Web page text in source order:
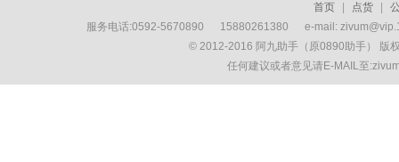
首页 点货
服务电话:0592-5670890 15880261380 e-mail:
© 2012-2016 阿九助手（原0890助手） 版
任何建议或者意见请E-MAIL至